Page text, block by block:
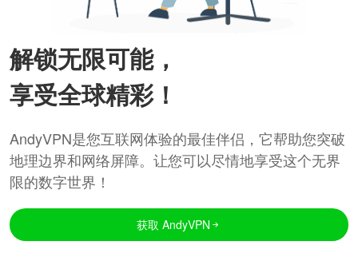
解锁无限可能，
享受全球精彩！
AndyVPN是您互联网体验的最佳伴侣，它帮助您突破
地理边界和网络屏障。让您可以尽情地享受这个无界
限的数字世界！
获取 AndyVPN